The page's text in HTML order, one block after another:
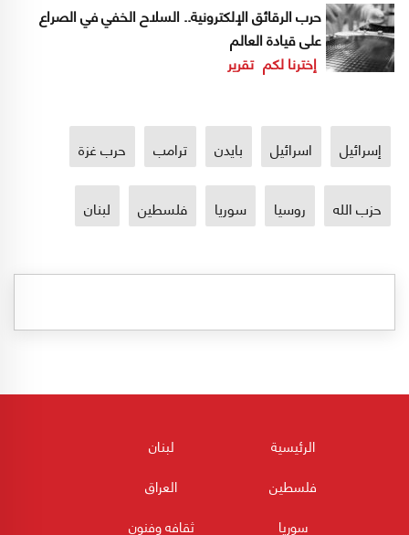
حرب الرقائق الإلكترونية.. السلاح الخفي في الصراع
على قيادة العالم
إخترنا لكم تقرير
إسرائيل اسرائيل بايدن ترامب حرب غزة
حزب الله روسيا سوريا فلسطين لبنان
الرئيسية
لبنان
فلسطين
العراق
سوريا
ثقافه وفنون